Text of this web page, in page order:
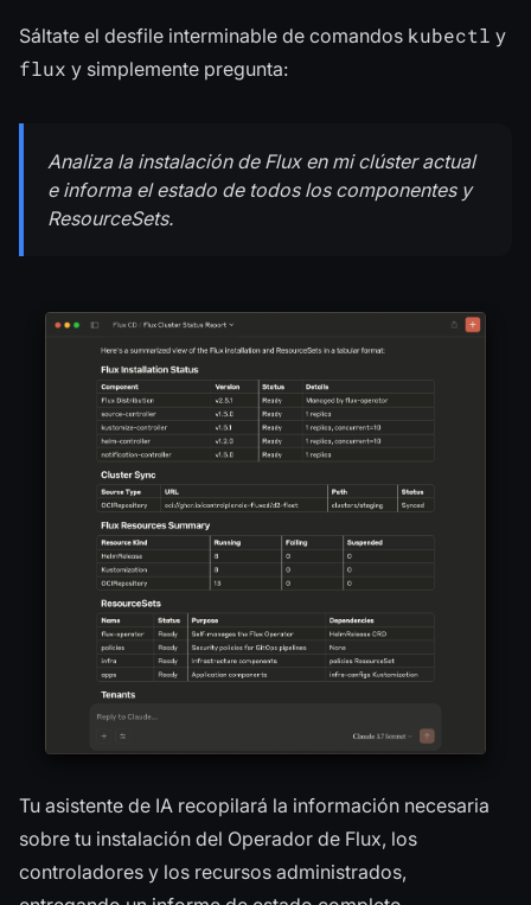
Sáltate el desfile interminable de comandos kubectl y
flux y simplemente pregunta:
Analiza la instalación de Flux en mi clúster actual
e informa el estado de todos los componentes y
ResourceSets.
Tu asistente de IA recopilará la información necesaria
sobre tu instalación del Operador de Flux, los
controladores y los recursos administrados,